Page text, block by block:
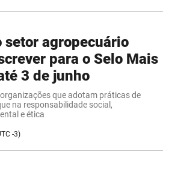
setor agropecuário
para o Selo Mais
3 de junho
que adotam práticas de
na responsabilidade social,
e ética
-3)